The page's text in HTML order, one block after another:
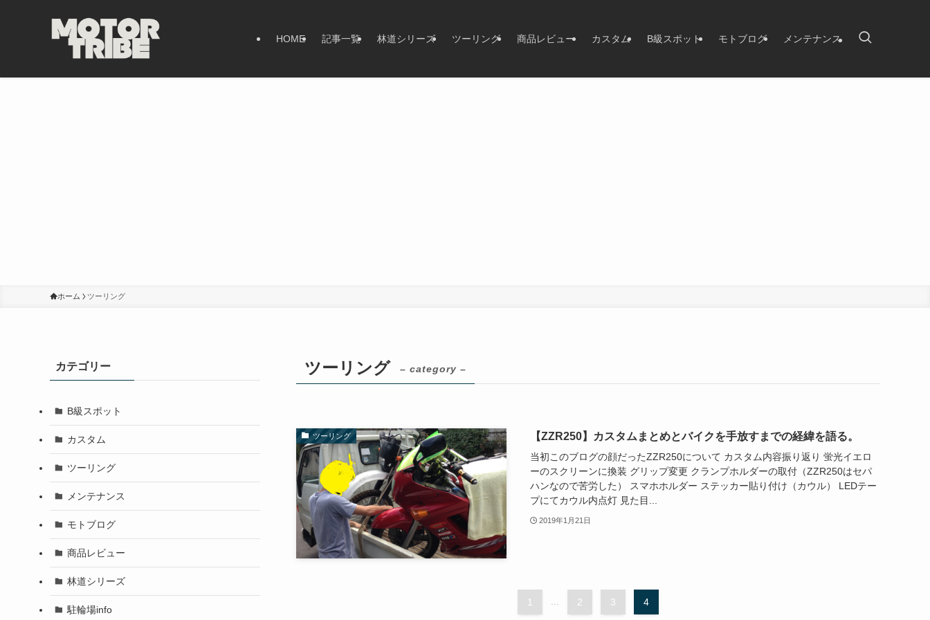
HOME 記事一覧 林道シリーズ ツーリング 商品レビュー カスタム B級スポット モトブログ メンテナンス
ホーム ツーリング
ツーリング – category –
ツーリング 【ZZR250】カスタムまとめとバイクを手放すまでの経緯を語る。
当初このブログの顔だったZZR250について カスタム内容振り返り 蛍光イエロ
ーのスクリーンに換装 グリップ変更 クランプホルダーの取付（ZZR250はセパ
ハンなので苦労した） スマホホルダー ステッカー貼り付け（カウル） LEDテー
プにてカウル内点灯 見た目...
2019年1月21日
1 2 3 4
カテゴリー
B級スポット
カスタム
ツーリング
メンテナンス
モトブログ
商品レビュー
林道シリーズ
駐輪場info